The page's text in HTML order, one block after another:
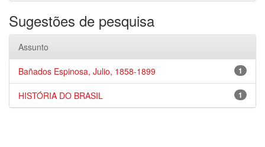
Sugestões de pesquisa
Assunto
1
Bañados Espinosa, Julio, 1858-1899
1
HISTÓRIA DO BRASIL